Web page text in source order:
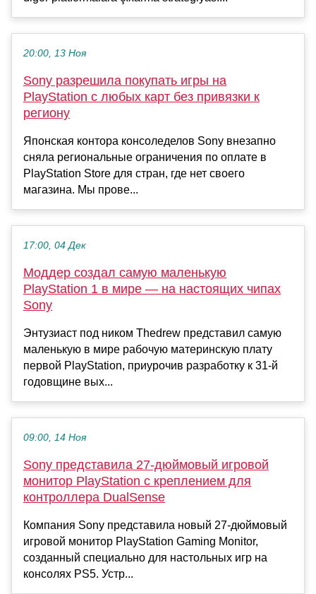
20:00, 13 Ноя
Sony разрешила покупать игры на
PlayStation с любых карт без привязки к
региону
Японская контора консоледелов Sony внезапно
сняла региональные ограничения по оплате в
PlayStation Store для стран, где нет своего
магазина. Мы прове...
17:00, 04 Дек
Моддер создал самую маленькую
PlayStation 1 в мире — на настоящих чипах
Sony
Энтузиаст под ником Thedrew представил самую
маленькую в мире рабочую материнскую плату
первой PlayStation, приурочив разработку к 31-й
годовщине вых...
09:00, 14 Ноя
Sony представила 27-дюймовый игровой
монитор PlayStation с креплением для
контроллера DualSense
Компания Sony представила новый 27-дюймовый
игровой монитор PlayStation Gaming Monitor,
созданный специально для настольных игр на
консолях PS5. Устр...